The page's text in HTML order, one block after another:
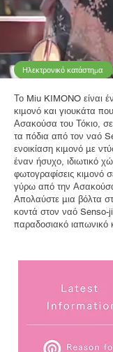
Ηλεκτρονικό κατάστημα
Το Miu KIMONO είναι
κιμονό και γιουκάτα
Ασακούσα του Τόκιο,
τα πόδια από τον ναό
ενοικίαση κιμονό με
έναν ήσυχο, ιδιωτικό
φωτογραφίσεις κιμονό
γύρω από την
Απολαύστε μια βόλτα
κοντά στον ναό Senso-
παραδοσιακό ιαπωνικό